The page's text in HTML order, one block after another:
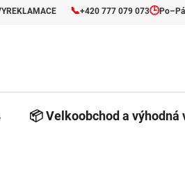
REKLAMACE 📞+420 777 079 073🕒
📦 Velkoobchod a výhodná